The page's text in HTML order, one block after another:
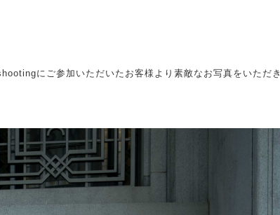
にご参加いただいたお客様より素敵なお写真をいただき